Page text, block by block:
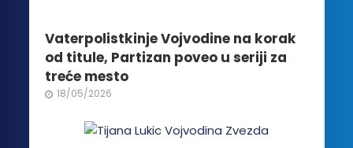
Vaterpolistkinje Vojvodine na korak
od titule, Partizan poveo u seriji za
treće mesto
18/05/2026